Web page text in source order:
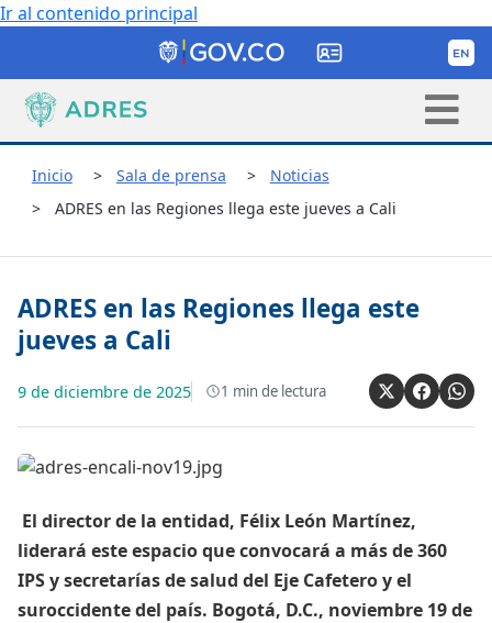
Ir al contenido principal
Inicio Sala de prensa
Noticias
ADRES en las Regiones llega este jueves a Cali
ADRES en las Regiones llega este
jueves a Cali
9 de diciembre de 2025 1 min de lectura
​ El director de la entidad, Félix León Martínez,
liderará este espacio que convocará a más de 360
IPS y secretarías de salud del Eje Cafetero y el
suroccidente del país. Bogotá, D.C., noviembre 19 de